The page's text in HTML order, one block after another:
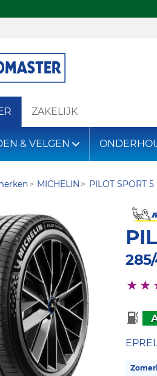
ZAKELIJK
& VELGEN
MICHELIN PILOT SPORT 5
285/